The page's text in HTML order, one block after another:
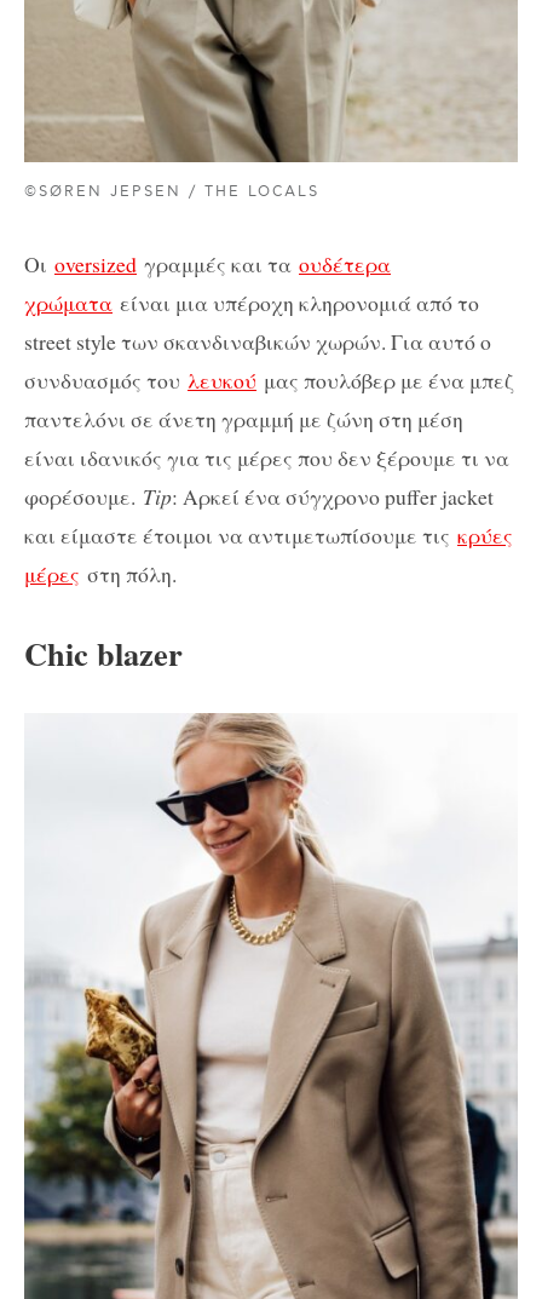
©SØREN JEPSEN / THE LOCALS
Οι οversized γραμμές και τα ουδέτερα
χρώματα είναι μια υπέροχη κληρονομιά από το
street style των σκανδιναβικών χωρών. Για αυτό ο
συνδυασμός του λευκού μας πουλόβερ με ένα μπεζ
παντελόνι σε άνετη γραμμή με ζώνη στη μέση
είναι ιδανικός για τις μέρες που δεν ξέρουμε τι να
φορέσουμε. Tip: Αρκεί ένα σύγχρονο puffer jacket
και είμαστε έτοιμοι να αντιμετωπίσουμε τις κρύες
μέρες στη πόλη.
Chic blazer